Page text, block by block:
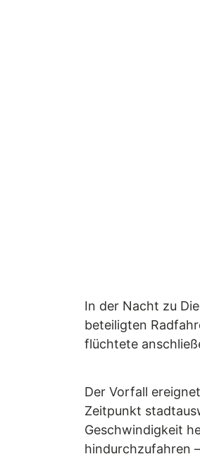
In der Nacht zu
beteiligten
flüchtete
Der Vorfall
Zeitpunkt
Geschwindigkeit
hindurchzufahren